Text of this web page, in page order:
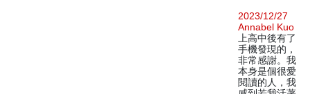
2023/12/27
Annabel Kuo
上高中後有了
手機發現的，
非常感謝。我
本身是個很愛
閱讀的人，我